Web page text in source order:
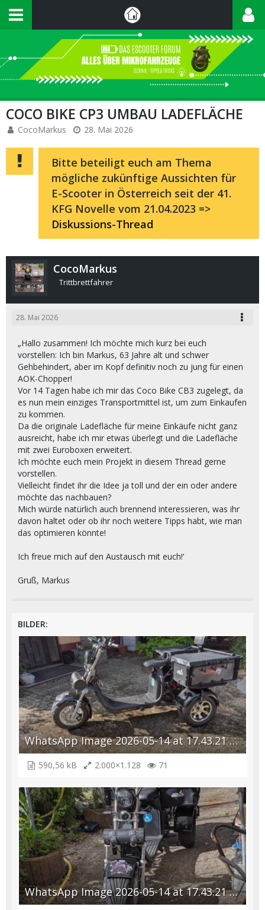
COCO BIKE CP3 UMBAU LADEFLÄCHE
CocoMarkus 28. Mai 2026
Bitte beteiligt euch am Thema
mögliche zukünftige Aussichten für
E-Scooter in Österreich seit der 41.
KFG Novelle vom 21.04.2023 =>
Diskussions-Thread
CocoMarkus
Trittbrettfahrer
28. Mai 2026
„Hallo zusammen! Ich möchte mich kurz bei euch
vorstellen: Ich bin Markus, 63 Jahre alt und schwer
Gehbehindert, aber im Kopf definitiv noch zu jung für einen
AOK-Chopper!
Vor 14 Tagen habe ich mir das Coco Bike CB3 zugelegt, da
es nun mein einziges Transportmittel ist, um zum Einkaufen
zu kommen.
Da die originale Ladefläche für meine Einkäufe nicht ganz
ausreicht, habe ich mir etwas überlegt und die Ladefläche
mit zwei Euroboxen erweitert.
Ich möchte euch mein Projekt in diesem Thread gerne
vorstellen.
Vielleicht findet ihr die Idee ja toll und der ein oder andere
möchte das nachbauen?
Mich würde natürlich auch brennend interessieren, was ihr
davon haltet oder ob ihr noch weitere Tipps habt, wie man
das optimieren könnte!
Ich freue mich auf den Austausch mit euch!‘
Gruß, Markus
BILDER
WhatsApp Image 2026-05-14 at 17.43.21 (1).jpeg
590,56 kB 2.000×1.128 71
WhatsApp Image 2026-05-14 at 17.43.21 (2).jpeg